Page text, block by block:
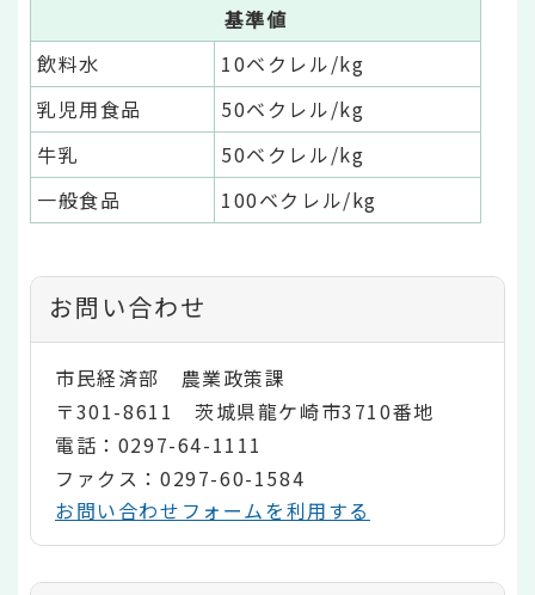
基準値
飲料水
10ベクレル/kg
乳児用食品
50ベクレル/kg
牛乳
50ベクレル/kg
一般食品
100ベクレル/kg
お問い合わせ
市民経済部 農業政策課
〒301-8611 茨城県龍ケ崎市3710番地
電話：0297-64-1111
ファクス：0297-60-1584
お問い合わせフォームを利用する